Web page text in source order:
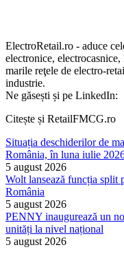
ElectroRetail.ro - aduce
electronice,
marile reţele de electro-
industrie.
Ne găsești și pe LinkedIn:
Citește și RetailFMCG.ro
Situația deschiderilor de
România, în luna iulie
5 august 2026
Wolt lansează funcția split
România
5 august 2026
PENNY inaugurează un
unități la nivel național
5 august 2026